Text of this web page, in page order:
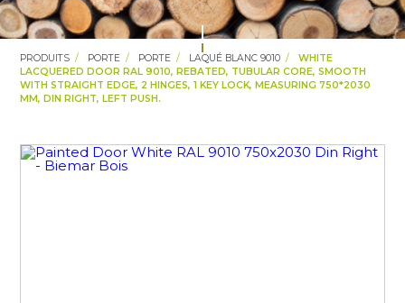
PRODUITS PORTE PORTE LAQUÉ BLANC 9010
WHITE
LACQUERED DOOR RAL 9010, REBATED, TUBULAR CORE, SMOOTH
WITH STRAIGHT EDGE, 2 HINGES, 1 KEY LOCK, MEASURING 750*2030
MM, DIN RIGHT, LEFT PUSH.